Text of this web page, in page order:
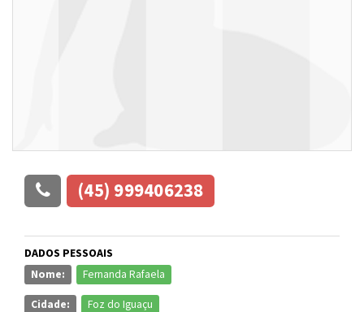
(45) 999406238
DADOS PESSOAIS
Nome: Fernanda Rafaela
Cidade: Foz do Iguaçu